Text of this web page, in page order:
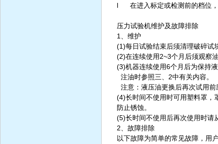
l 在进入标定或检测前的档位，
压力试验机维护及故障排除
1、维护
(1)每日试验结束后须清理破碎试
(2)在连续使用2~3个月后须观察
(3)机器连续使用6个月后为保持
注油时参照三、2中有关内容。
注意：液压油更换后再次试用
(4)长时间不使用时可用塑料罩，
防止锈蚀。
(5)长时间不使用后再次使用时请
2、故障排除
以下故障为简单的常见故障，用